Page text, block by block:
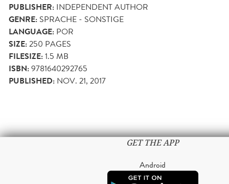
PUBLISHER: INDEPENDENT AUTHOR
GENRE: SPRACHE - SONSTIGE
LANGUAGE: POR
SIZE:250 PAGES
FILESIZE:1.5 MB
ISBN:9781640292765
PUBLISHED: NOV. 21, 2017
GET THE APP
Android